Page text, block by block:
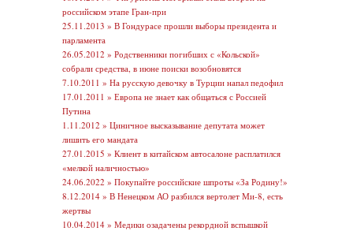
российском этапе Гран-при
25.11.2013 » В Гондурасе прошли выборы президента и
парламента
26.05.2012 » Родственники погибших с «Кольской»
собрали средства, в июне поиски возобновятся
7.10.2011 » На русскую девочку в Турции напал педофил
17.01.2011 » Европа не знает как общаться с Россией
Путина
1.11.2012 » Циничное высказывание депутата может
лишить его мандата
27.01.2015 » Клиент в китайском автосалоне расплатился
«мелкой наличностью»
24.06.2022 » Покупайте российские шпроты «За Родину!»
8.12.2014 » В Ненецком АО разбился вертолет Ми-8, есть
жертвы
10.04.2014 » Медики озадачены рекордной вспышкой